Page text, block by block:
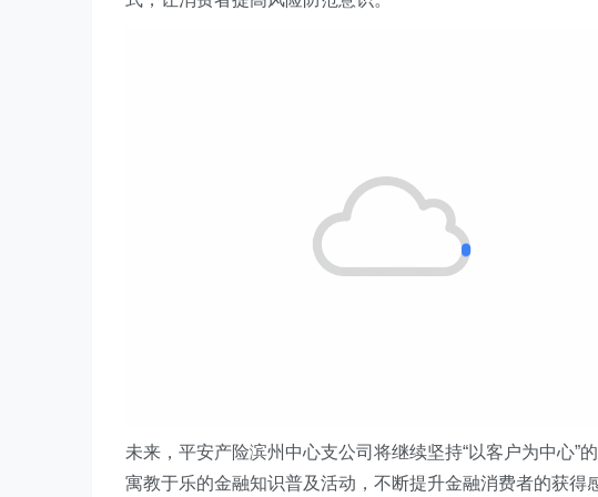
未来，平安产险滨州中心支公司将继续坚持“以客户为中心”
寓教于乐的金融知识普及活动，不断提升金融消费者的获得